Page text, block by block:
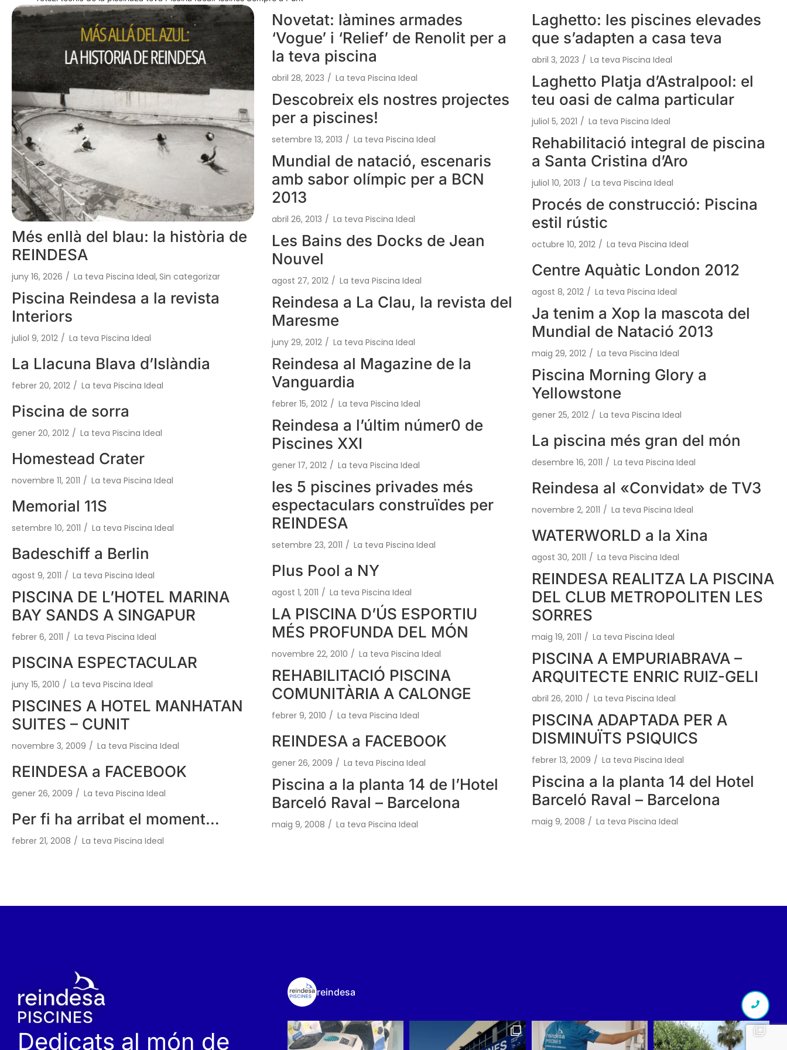
Més enllà del blau: la història de
REINDESA
juny 16, 2026 / La teva Piscina Ideal,Sin categorizar
Novetat: làmines armades
‘Vogue’ i ‘Relief’ de Renolit per a
la teva piscina
abril 28, 2023 / La teva Piscina Ideal
Laghetto: les piscines elevades
que s’adapten a casa teva
abril 3, 2023 / La teva Piscina Ideal
Laghetto Platja d’Astralpool: el
teu oasi de calma particular
juliol 5, 2021 / La teva Piscina Ideal
Descobreix els nostres projectes
per a piscines!
setembre 13, 2013 / La teva Piscina Ideal
Rehabilitació integral de piscina
a Santa Cristina d’Aro
juliol 10, 2013 / La teva Piscina Ideal
Mundial de natació, escenaris
amb sabor olímpic per a BCN
2013
abril 26, 2013 / La teva Piscina Ideal
Procés de construcció: Piscina
estil rústic
octubre 10, 2012 / La teva Piscina Ideal
Les Bains des Docks de Jean
Nouvel
agost 27, 2012 / La teva Piscina Ideal
Centre Aquàtic London 2012
agost 8, 2012 / La teva Piscina Ideal
Piscina Reindesa a la revista
Interiors
juliol 9, 2012 / La teva Piscina Ideal
Reindesa a La Clau, la revista del
Maresme
juny 29, 2012 / La teva Piscina Ideal
Ja tenim a Xop la mascota del
Mundial de Natació 2013
maig 29, 2012 / La teva Piscina Ideal
La Llacuna Blava d’Islàndia
febrer 20, 2012 / La teva Piscina Ideal
Reindesa al Magazine de la
Vanguardia
febrer 15, 2012 / La teva Piscina Ideal
Piscina Morning Glory a
Yellowstone
gener 25, 2012 / La teva Piscina Ideal
Piscina de sorra
gener 20, 2012 / La teva Piscina Ideal
Reindesa a l’últim númer0 de
Piscines XXI
gener 17, 2012 / La teva Piscina Ideal
La piscina més gran del món
desembre 16, 2011 / La teva Piscina Ideal
Homestead Crater
novembre 11, 2011 / La teva Piscina Ideal Reindesa al «Convidat» de TV3
novembre 2, 2011 / La teva Piscina Ideal
les 5 piscines privades més
espectaculars construïdes per
REINDESA
setembre 23, 2011 / La teva Piscina Ideal
Memorial 11S
setembre 10, 2011 / La teva Piscina Ideal WATERWORLD a la Xina
agost 30, 2011 / La teva Piscina Ideal
Badeschiff a Berlin
agost 9, 2011 / La teva Piscina Ideal Plus Pool a NY
agost 1, 2011 / La teva Piscina Ideal
REINDESA REALITZA LA PISCINA
DEL CLUB METROPOLITEN LES
SORRES
maig 19, 2011 / La teva Piscina Ideal
PISCINA DE L’HOTEL MARINA
BAY SANDS A SINGAPUR
febrer 6, 2011 / La teva Piscina Ideal
LA PISCINA D’ÚS ESPORTIU
MÉS PROFUNDA DEL MÓN
novembre 22, 2010 / La teva Piscina Ideal
PISCINA ESPECTACULAR
juny 15, 2010 / La teva Piscina Ideal
PISCINA A EMPURIABRAVA –
ARQUITECTE ENRIC RUIZ-GELI
abril 26, 2010 / La teva Piscina Ideal
REHABILITACIÓ PISCINA
COMUNITÀRIA A CALONGE
febrer 9, 2010 / La teva Piscina Ideal
PISCINES A HOTEL MANHATAN
SUITES – CUNIT
novembre 3, 2009 / La teva Piscina Ideal
PISCINA ADAPTADA PER A
DISMINUÏTS PSIQUICS
febrer 13, 2009 / La teva Piscina Ideal
REINDESA a FACEBOOK
gener 26, 2009 / La teva Piscina Ideal
REINDESA a FACEBOOK
gener 26, 2009 / La teva Piscina Ideal
Piscina a la planta 14 del Hotel
Barceló Raval – Barcelona
maig 9, 2008 / La teva Piscina Ideal
Piscina a la planta 14 de l’Hotel
Barceló Raval – Barcelona
maig 9, 2008 / La teva Piscina Ideal
Per fi ha arribat el moment…
febrer 21, 2008 / La teva Piscina Ideal
Dedicats al món de
reindesa